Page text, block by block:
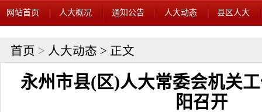
网站首页 人大概况 通知公告 人大动态 县区人大
首页 > 人大动态 > 正文
永州市县(区)人大常委会机关
阳召开